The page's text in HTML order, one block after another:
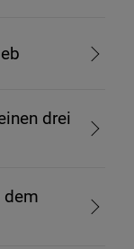
drei
dem